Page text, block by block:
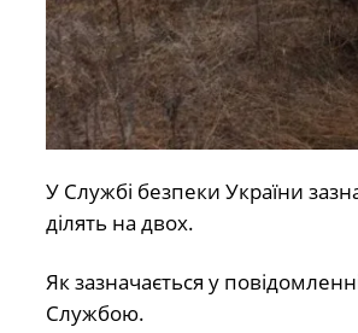
У Службі безпеки України
ділять на двох.
Як зазначається у
Службою.